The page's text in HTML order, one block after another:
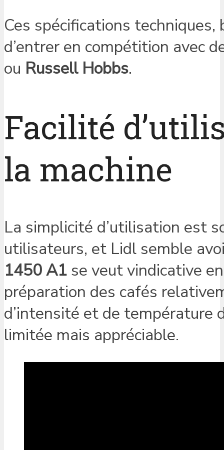
Ces spécifications
d’entrer en compétition avec
ou Russell Hobbs.
Facilité
la machine
La simplicité d’utilisation est
utilisateurs, et Lidl semble
1450 A1 se veut vindicative
préparation des cafés
d’intensité et de température
limitée mais appréciable.